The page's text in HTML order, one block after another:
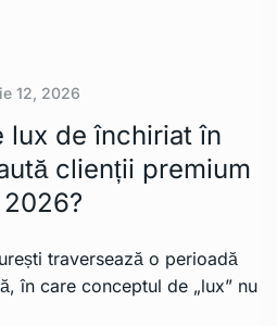
12, 2026
lux de închiriat în
clienții premium
traversează o perioadă
în care conceptul de „lux” nu